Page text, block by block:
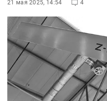
21 мая 2025, 14:54 4